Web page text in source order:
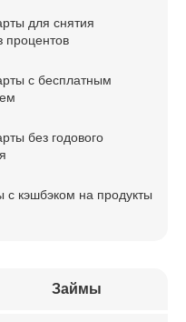
для снятия
процентов
с бесплатным
без годового
с кэшбэком на продукты
Займы